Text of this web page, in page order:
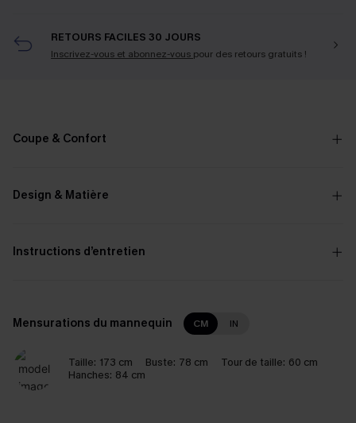
RETOURS FACILES 30 JOURS
Inscrivez-vous et abonnez-vous pour des retours gratuits !
Coupe & Confort
Design & Matière
Instructions d’entretien
Mensurations du mannequin CM IN
Taille: 173 cm Buste: 78 cm Tour de taille: 60 cm
Hanches: 84 cm